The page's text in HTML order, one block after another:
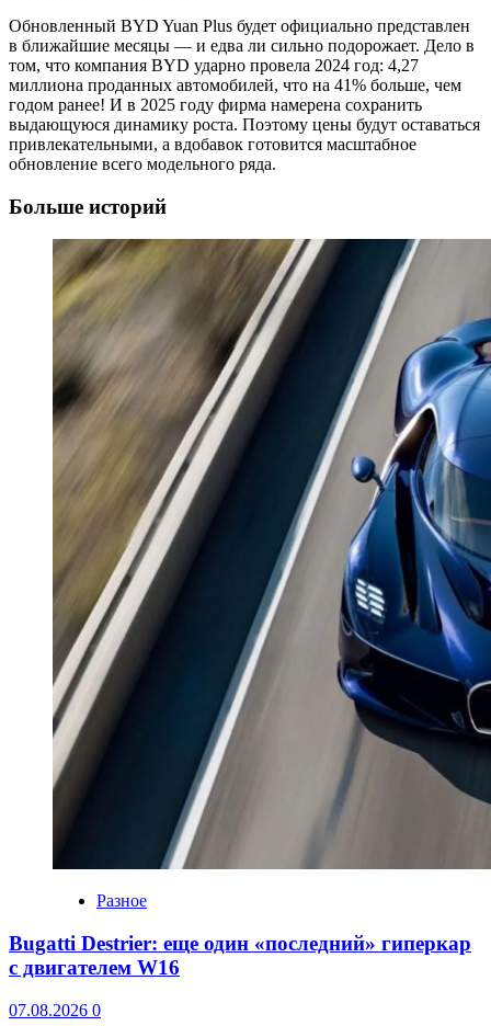
Обновленный BYD Yuan Plus будет официально представлен
в ближайшие месяцы — и едва ли сильно подорожает. Дело в
том, что компания BYD ударно провела 2024 год: 4,27
миллиона проданных автомобилей, что на 41% больше, чем
годом ранее! И в 2025 году фирма намерена сохранить
выдающуюся динамику роста. Поэтому цены будут оставаться
привлекательными, а вдобавок готовится масштабное
обновление всего модельного ряда.
Больше историй
Разное
Bugatti Destrier: еще один «последний» гиперкар
с двигателем W16
07.08.2026 0